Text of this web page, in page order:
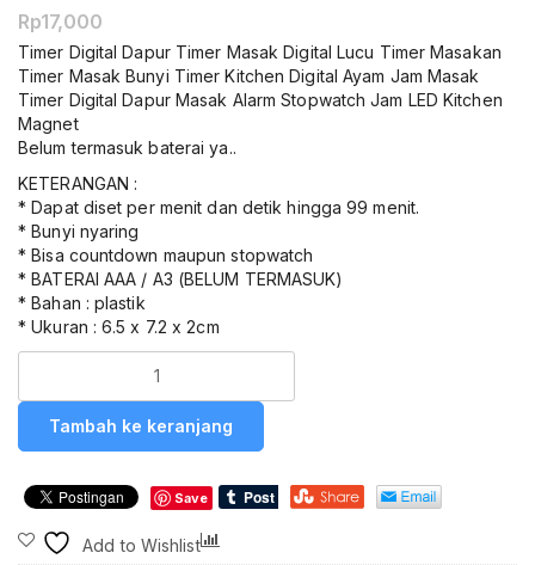
Rp17,000
Timer Digital Dapur Timer Masak Digital Lucu Timer Masakan
Timer Masak Bunyi Timer Kitchen Digital Ayam Jam Masak
Timer Digital Dapur Masak Alarm Stopwatch Jam LED Kitchen
Magnet
Belum termasuk baterai ya..
KETERANGAN :
* Dapat diset per menit dan detik hingga 99 menit.
* Bunyi nyaring
* Bisa countdown maupun stopwatch
* BATERAI AAA / A3 (BELUM TERMASUK)
* Bahan : plastik
* Ukuran : 6.5 x 7.2 x 2cm
Digital
Dapur
Timer
Masak
Digital
Lucu
Timer
Tambah ke keranjang
Save
Add to Wishlist